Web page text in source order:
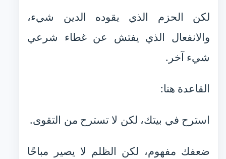
لكن الحزم الذي يقوده الدين شيء،
والانفعال الذي يفتش عن غطاء شرعي
شيء آخر.
القاعدة هنا:
استرح في بيتك، لكن لا تسترح من التقوى.
ضعفك مفهوم، لكن الظلم لا يصير مباحًا